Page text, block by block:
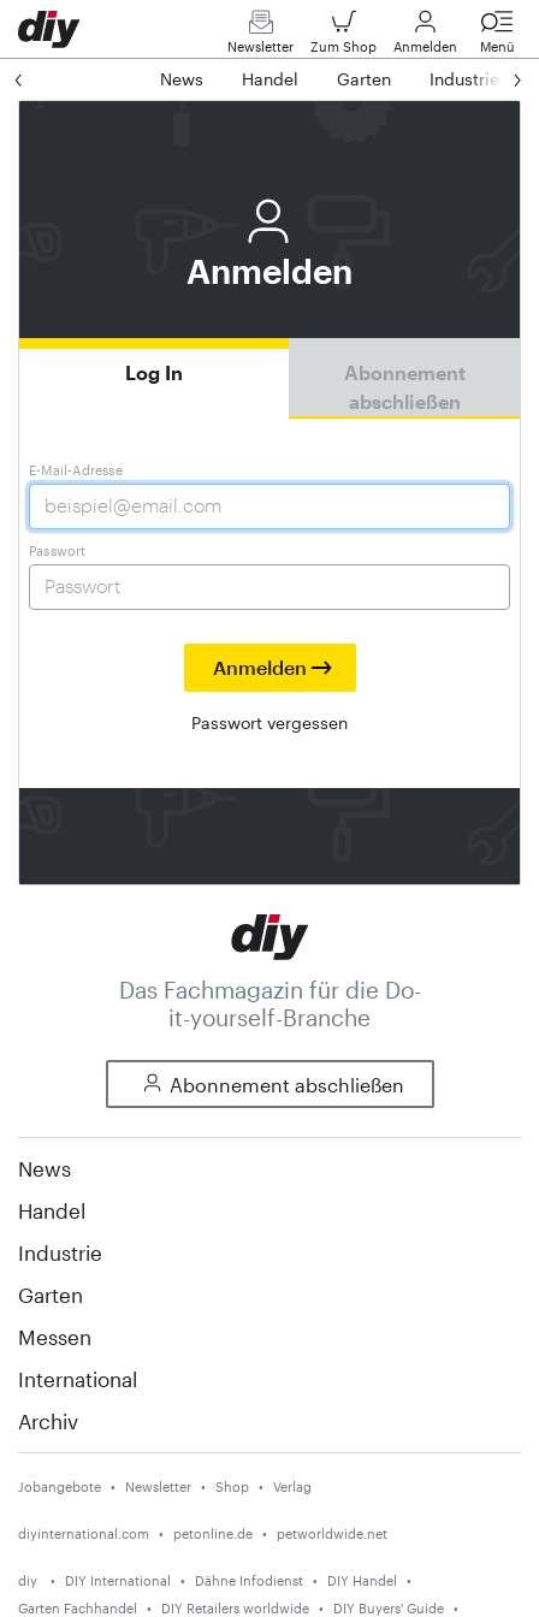
Newsletter Zum Shop Anmelden Menü
News Handel Garten Industrie
Anmelden
Log In
Abonnement
abschließen
E-Mail-Adresse
Passwort
Passwort vergessen
Das Fachmagazin für die Do-
it-yourself-Branche
Abonnement abschließen
News
Handel
Industrie
Garten
Messen
International
Archiv
Jobangebote Newsletter Shop Verlag
diyinternational.com petonline.de petworldwide.net
diy DIY International Dähne Infodienst
DIY Handel
Garten Fachhandel
DIY Retailers worldwide DIY Buyers' Guide